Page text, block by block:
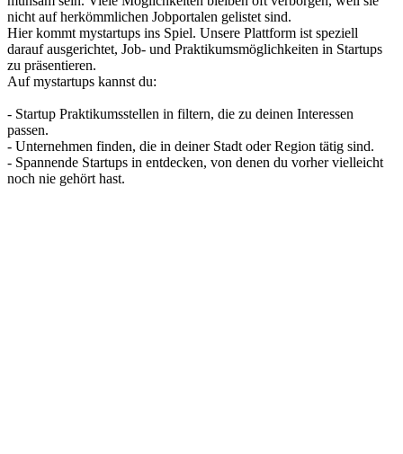
nicht auf herkömmlichen Jobportalen gelistet sind.
Hier kommt mystartups ins Spiel. Unsere Plattform ist speziell
darauf ausgerichtet, Job- und Praktikumsmöglichkeiten in Startups
zu präsentieren.
Auf mystartups kannst du:
- Startup Praktikumsstellen in filtern, die zu deinen Interessen
passen.
- Unternehmen finden, die in deiner Stadt oder Region tätig sind.
- Spannende Startups in entdecken, von denen du vorher vielleicht
noch nie gehört hast.